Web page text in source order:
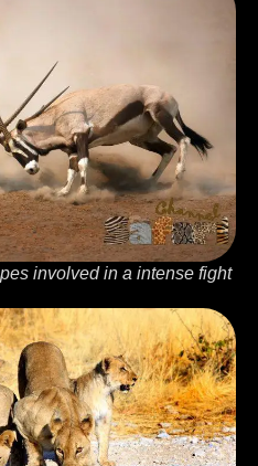
involved in a intense fight